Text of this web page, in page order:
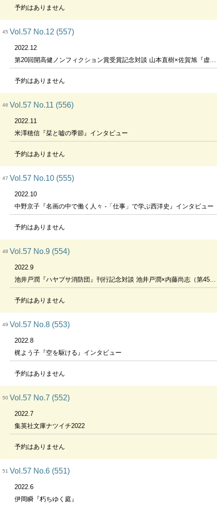
予約はありません
45 Vol.57 No.12 (557)
2022.12
第20回開高健ノンフィクション賞受賞記念対談 山本直樹×佐賀旭『虚ろな革命家たち-連合赤軍 森恒夫の足跡をだとって』
予約はありません
46 Vol.57 No.11 (556)
2022.11
米澤穂信『栞と嘘の季節』インタビュー
予約はありません
47 Vol.57 No.10 (555)
2022.10
中野京子『名画の中で働く人々 -「仕事」で学ぶ西洋史』インタビュー
予約はありません
48 Vol.57 No.9 (554)
2022.9
池井戸潤『ハヤブサ消防団』刊行記念対談 池井戸潤×内藤尚志（第45代消防庁長官）
予約はありません
49 Vol.57 No.8 (553)
2022.8
梶よう子『空を駆ける』インタビュー
予約はありません
50 Vol.57 No.7 (552)
2022.7
集英社文庫ナツイチ2022
予約はありません
51 Vol.57 No.6 (551)
2022.6
伊岡瞬『朽ちゆく庭』